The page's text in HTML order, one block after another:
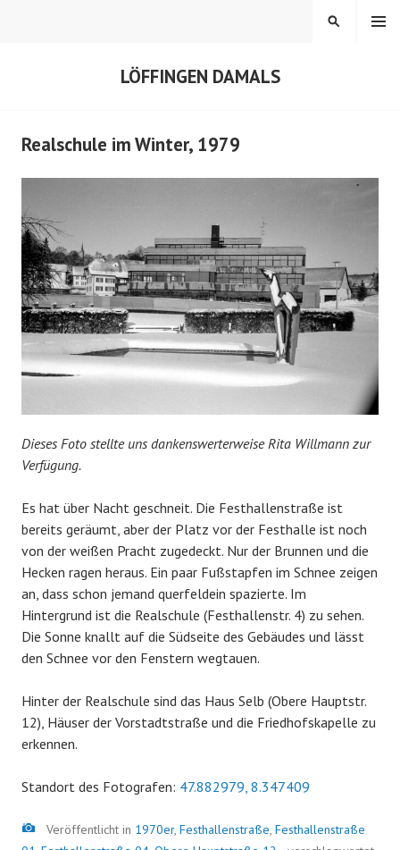
LÖFFINGEN DAMALS
MENÜ
SUCHEN
Realschule im Winter, 1979
Dieses Foto stellte uns dankenswerterweise Rita Willmann zur
Verfügung.
Es hat über Nacht geschneit. Die Festhallenstraße ist
bereits geräumt, aber der Platz vor der Festhalle ist noch
von der weißen Pracht zugedeckt. Nur der Brunnen und die
Hecken ragen heraus. Ein paar Fußstapfen im Schnee zeigen
an, dass schon jemand querfeldein spazierte. Im
Hintergrund ist die Realschule (Festhallenstr. 4) zu sehen.
Die Sonne knallt auf die Südseite des Gebäudes und lässt
den Schnee vor den Fenstern wegtauen.
Hinter der Realschule sind das Haus Selb (Obere Hauptstr.
12), Häuser der Vorstadtstraße und die Friedhofskapelle zu
erkennen.
Standort des Fotografen: 47.882979, 8.347409
Bild
Veröffentlicht in 1970er, Festhallenstraße, Festhallenstraße